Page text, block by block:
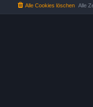
Alle
Alle Cookies löschen